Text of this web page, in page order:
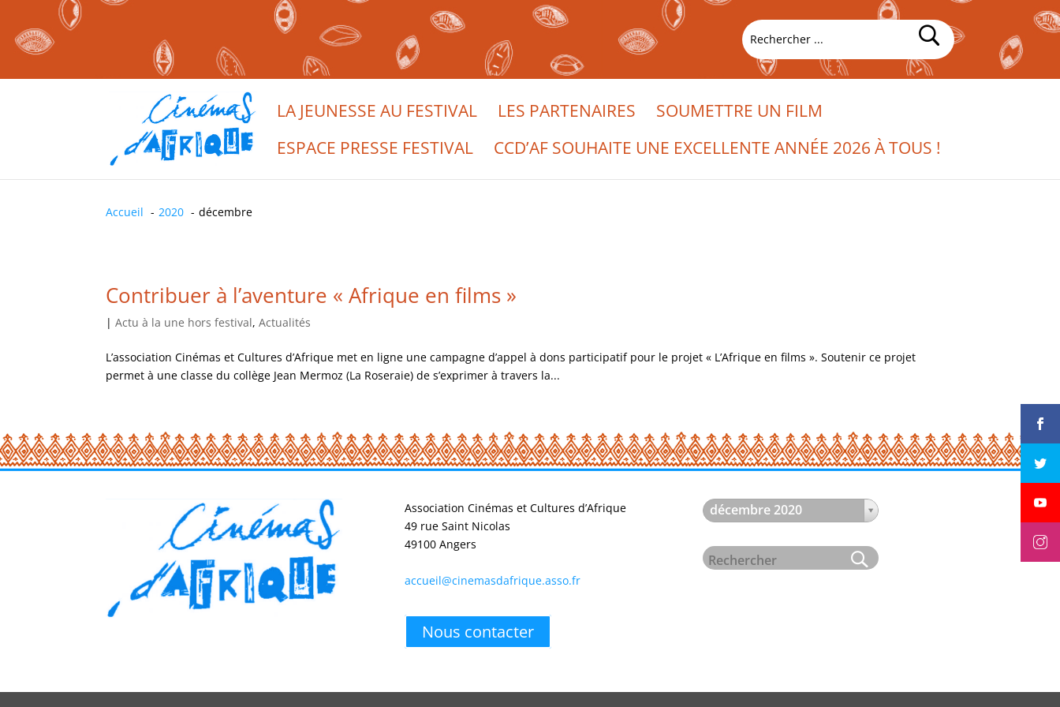
LA JEUNESSE AU FESTIVAL LES PARTENAIRES
SOUMETTRE UN FILM
ESPACE PRESSE FESTIVAL
CCD’AF SOUHAITE UNE EXCELLENTE ANNÉE 2026 À TOUS !
Accueil 2020 décembre
Contribuer à l’aventure « Afrique en films »
|Actu à la une hors festival,Actualités
L’association Cinémas et Cultures d’Afrique met en ligne une campagne d’appel à dons participatif pour le projet « L’Afrique en films ». Soutenir ce projet
permet à une classe du collège Jean Mermoz (La Roseraie) de s’exprimer à travers la...
Association Cinémas et Cultures d’Afrique
49 rue Saint Nicolas
49100 Angers
accueil@cinemasdafrique.asso.fr
Nous contacter
décembre 2020